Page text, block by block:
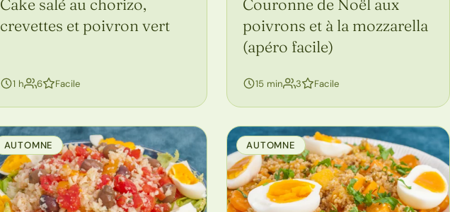
Cake salé au chorizo,
crevettes et poivron vert
1 h 6personnes
Facile
Couronne de Noël aux
poivrons et à la mozzarella
(apéro facile)
15 min 3personnes
Facile
AUTOMNE AUTOMNE